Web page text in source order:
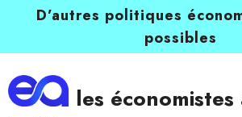
D’autres politiques
possibles
les